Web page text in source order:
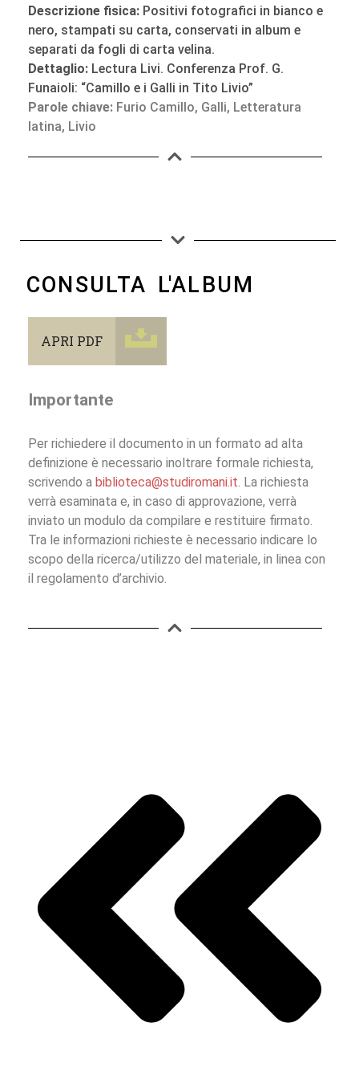
Descrizione fisica: Positivi fotografici in bianco e
nero, stampati su carta, conservati in album e
separati da fogli di carta velina.
Dettaglio: Lectura Livi. Conferenza Prof. G.
Funaioli: “Camillo e i Galli in Tito Livio”
Parole chiave: Furio Camillo, Galli, Letteratura
latina, Livio
CONSULTA L'ALBUM
APRI PDF
Importante
Per richiedere il documento in un formato ad alta
definizione è necessario inoltrare formale richiesta,
scrivendo a biblioteca@studiromani.it. La richiesta
verrà esaminata e, in caso di approvazione, verrà
inviato un modulo da compilare e restituire firmato.
Tra le informazioni richieste è necessario indicare lo
scopo della ricerca/utilizzo del materiale, in linea con
il regolamento d’archivio.